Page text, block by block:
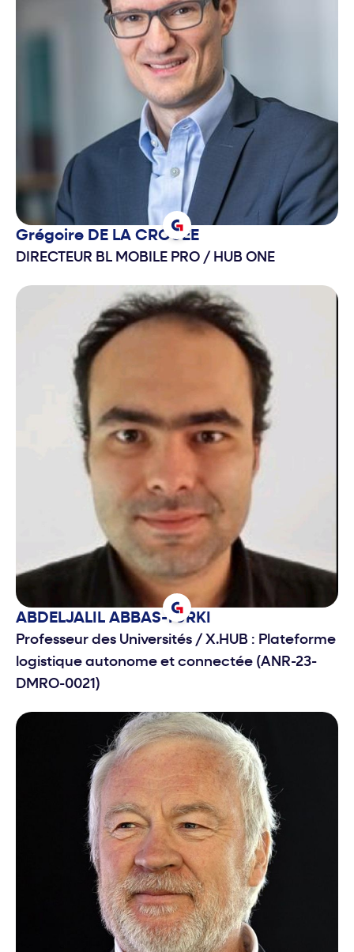
Grégoire DE LA CROUEE
DIRECTEUR BL MOBILE PRO / HUB ONE
ABDELJALIL ABBAS-TURKI
Professeur des Universités / X.HUB : Plateforme
logistique autonome et connectée (ANR-23-
DMRO-0021)